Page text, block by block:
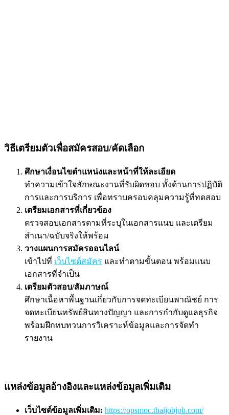
วิธีเตรียมตัวเพื่อสมัครสอบ/คัดเลือก
ศึกษาเงื่อนไขตำแหน่งและหน้าที่ให้ละเอียด
ทำความเข้าใจลักษณะงานที่รับผิดชอบ ทั้งด้านการปฏิบัติ
การและการบริการ เพื่อทราบครอบคลุมความรู้ที่ทดสอบ
เตรียมเอกสารที่เกี่ยวข้อง
ตรวจสอบเอกสารตามที่ระบุในเอกสารแนบ และเตรียม
สำเนา/ฉบับจริงให้พร้อม
วางแผนการสมัครออนไลน์
เข้าไปที่ เว็บไซต์สมัคร และทำตามขั้นตอน พร้อมแนบ
เอกสารที่จำเป็น
เตรียมตัวสอบ/สัมภาษณ์
ศึกษาเนื้อหาพื้นฐานเกี่ยวกับการจดทะเบียนพาณิชย์ การ
จดทะเบียนทรัพย์สินทางปัญญา และการกำกับดูแลธุรกิจ
พร้อมฝึกทบทวนการวิเคราะห์ข้อมูลและการจัดทำ
รายงาน
แหล่งข้อมูลอ้างอิงและแหล่งข้อมูลเพิ่มเติม
เว็บไซต์ข้อมูลเพิ่มเติม: https://opsmoc.thaijobjob.com/